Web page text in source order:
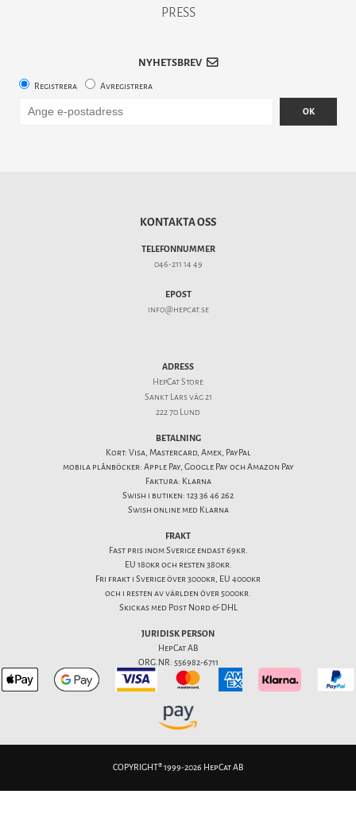
PRESS
NYHETSBREV
Registrera Avregistrera
OK
KONTAKTA OSS
TELEFONNUMMER
046-211 14 49
EPOST
info@hepcat.se
ADRESS
HepCat Store
Sankt Lars väg 21
222 70 Lund
BETALNING
Kort: Visa, Mastercard, Amex, PayPal
mobila plånböcker: Apple Pay, Google Pay och Amazon Pay
Faktura: Klarna
Swish i butiken: 123 36 46 262
Swish online med Klarna
FRAKT
Fast pris inom Sverige endast 69kr.
EU 180kr och resten 380kr.
Fri frakt i Sverige över 3000kr, EU 4000kr
och i resten av världen över 5000kr.
Skickas med Post Nord & DHL
JURIDISK PERSON
HepCat AB
ORG.NR: 556982-6711
COPYRIGHT® 1999-2026 HepCat AB